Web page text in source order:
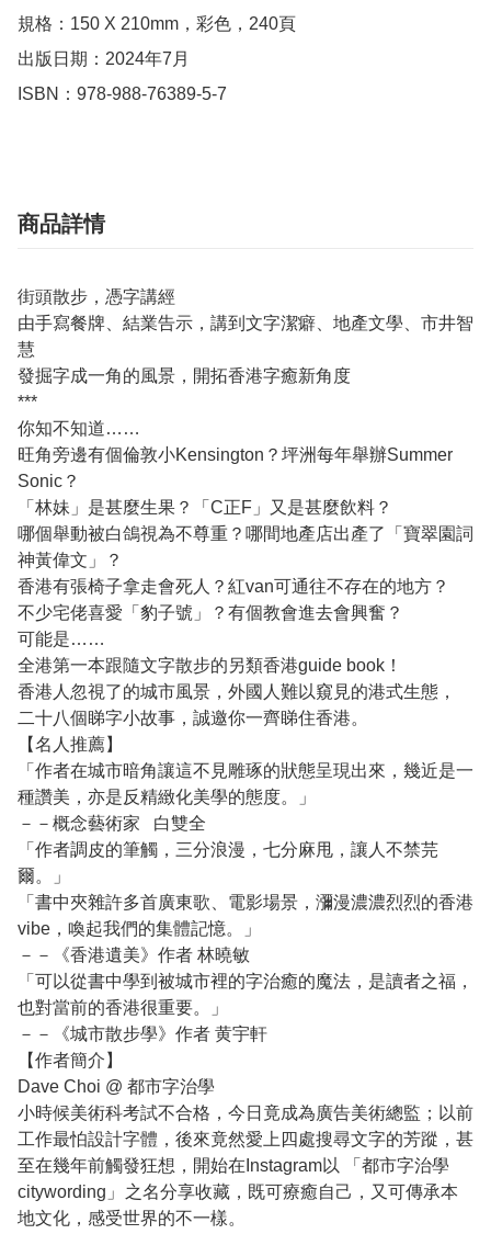
規格：150 X 210mm，彩色，240頁
出版日期：2024年7月
ISBN：978-988-76389-5-7
商品詳情
街頭散步，憑字講經
由手寫餐牌、結業告示，講到文字潔癖、地產文學、市井智
慧
發掘字成一角的風景，開拓香港字癒新角度
***
你知不知道……
旺角旁邊有個倫敦小Kensington ？坪洲每年舉辦Summer
Sonic ？
「林妹」是甚麼生果？「 C正F 」又是甚麼飲料？
哪個舉動被白鴿視為不尊重？哪間地產店出產了「 寶翠園詞
神黃偉文」？
香港有張椅子拿走會死人？紅van可通往不存在的地方？
不少宅佬喜愛「豹子號」？有個教會進去會興奮？
可能是……
全港第一本跟隨文字散步的另類香港guide book ！
香港人忽視了的城市風景，外國人難以窺見的港式生態，
二十八個睇字小故事，誠邀你一齊睇住香港。
【名人推薦】
「作者在城市暗角讓這不見雕琢的狀態呈現出來，幾近是一
種讚美，亦是反精緻化美學的態度。」
－－概念藝術家
白雙全
「作者調皮的筆觸，三分浪漫，七分麻甩，讓人不禁芫
爾。」
「書中夾雜許多首廣東歌、電影場景，瀰漫濃濃烈烈的香港
vibe ，喚起我們的集體記憶。」
－－《香港遺美》作者 林曉敏
「可以從書中學到被城市裡的字治癒的魔法，是讀者之福，
也對當前的香港很重要。」
－－《城市散步學》作者 黄宇軒
【作者簡介】
Dave Choi @ 都市字治學
小時候美術科考試不合格，今日竟成為廣告美術總監；以前
工作最怕設計字體，後來竟然愛上四處搜尋文字的芳蹤，甚
至在幾年前觸發狂想，開始在 Instagram以 「都市字治學
citywording 」
之名分享收藏，既可療癒自己，又可傳承本
地文化，感受世界的不一樣。